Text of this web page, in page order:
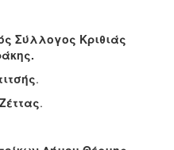
Σύλλογος Κριθιάς
.
.